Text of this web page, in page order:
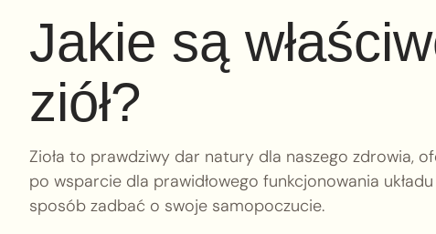
Jakie są
ziół?
Zioła to prawdziwy dar natury dla naszego zdrowia,
po wsparcie dla prawidłowego funkcjonowania
sposób zadbać o swoje samopoczucie.